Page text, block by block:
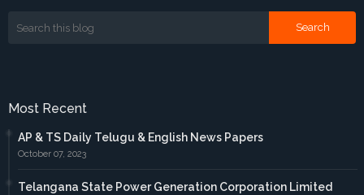
Most Recent
AP & TS Daily Telugu & English News Papers
October 07, 2023
Telangana State Power Generation Corporation Limited